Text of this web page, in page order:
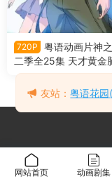
720P
粤语动画片神
二季全25集 天才黄金
谜第二季粤语版
网站首页 动画剧集
友站：粤语花园